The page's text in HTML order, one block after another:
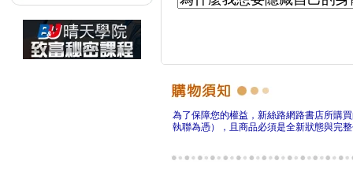
為了保障您的權益，新絲路網路書店所購
執聯為憑），且商品必須是全新狀態與完